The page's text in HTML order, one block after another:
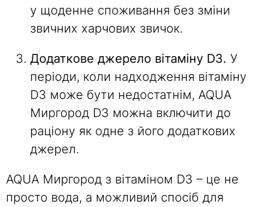
у щоденне споживання без зміни
звичних харчових звичок.
Додаткове джерело вітаміну D3. У
періоди, коли надходження вітаміну
D3 може бути недостатнім, AQUA
Миргород D3 можна включити до
раціону як одне з його додаткових
джерел.
AQUA Миргород з вітаміном D3 – це не
просто вода, а можливий спосіб для